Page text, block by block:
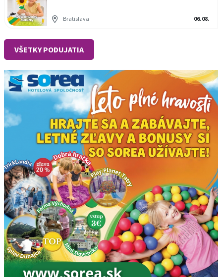
Bratislava 06.08.
VŠETKY PODUJATIA